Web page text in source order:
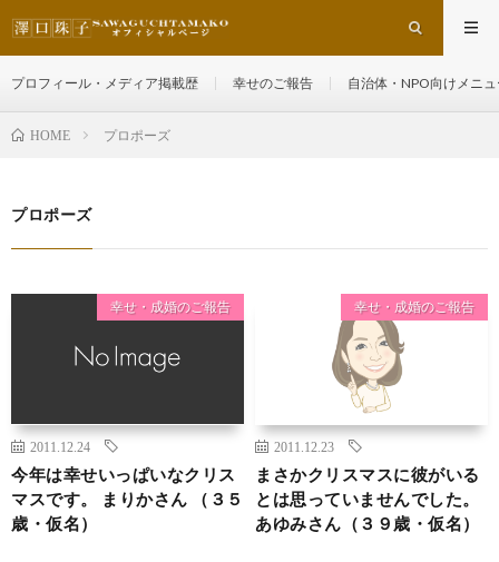
プロフィール・メディア掲載歴 幸せのご報告 自治体・NPO向けメニ
HOME プロポーズ
プロポーズ
幸せ・成婚のご報告
2011.12.24
今年は幸せいっぱいなクリス
マスです。 まりかさん （３５
歳・仮名）
幸せ・成婚のご報告
2011.12.23
まさかクリスマスに彼がいる
とは思っていませんでした。
あゆみさん（３９歳・仮名）